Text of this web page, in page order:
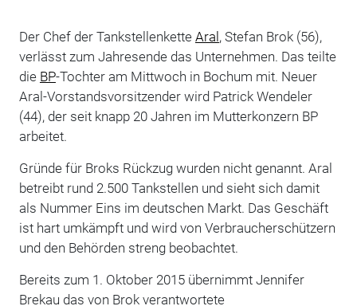
Der Chef der Tankstellenkette Aral, Stefan Brok (56),
verlässt zum Jahresende das Unternehmen. Das teilte
die BP-Tochter am Mittwoch in Bochum mit. Neuer
Aral-Vorstandsvorsitzender wird Patrick Wendeler
(44), der seit knapp 20 Jahren im Mutterkonzern BP
arbeitet.
Gründe für Broks Rückzug wurden nicht genannt. Aral
betreibt rund 2.500 Tankstellen und sieht sich damit
als Nummer Eins im deutschen Markt. Das Geschäft
ist hart umkämpft und wird von Verbraucherschützern
und den Behörden streng beobachtet.
Bereits zum 1. Oktober 2015 übernimmt Jennifer
Brekau das von Brok verantwortete